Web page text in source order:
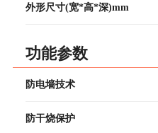
外形尺寸(宽*高*深)mm
功能参数
防电墙技术
防干烧保护